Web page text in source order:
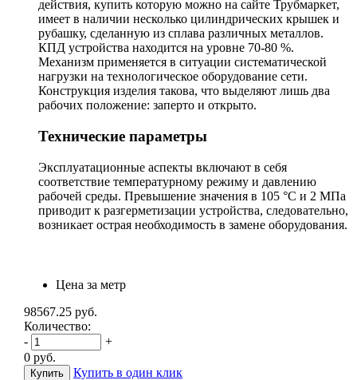
действия, купить которую можно на сайте Трубмаркет,
имеет в наличии несколько цилиндрических крышек и
рубашку, сделанную из сплава различных металлов.
КПД устройства находится на уровне 70-80 %.
Механизм применяется в ситуации систематической
нагрузки на технологическое оборудование сети.
Конструкция изделия такова, что выделяют лишь два
рабочих положение: заперто и открыто.
Технические параметры
Эксплуатационные аспекты включают в себя
соответствие температурному режиму и давлению
рабочей среды. Превышение значения в 105 °С и 2 МПа
приводит к разгерметизации устройства, следовательно,
возникает острая необходимость в замене оборудования.
Цена за метр
98567.25 руб.
Количество:
-
+
0 руб.
Купить в один клик